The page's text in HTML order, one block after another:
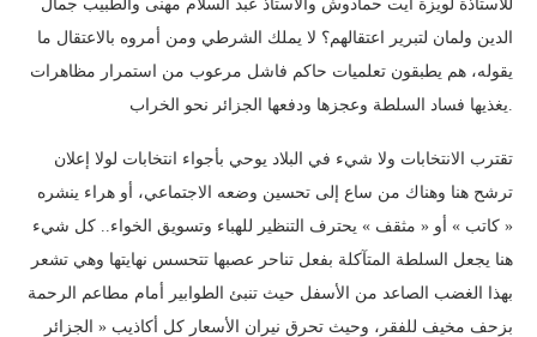
للأستاذة لويزة آيت حمادوش والأستاذ عبد السلام مهنى والطبيب جمال
الدين ولمان لتبرير اعتقالهم؟ لا يملك الشرطي ومن أمروه بالاعتقال ما
يقوله، هم يطبقون تعلميات حاكم فاشل مرعوب من استمرار مظاهرات
يغذيها فساد السلطة وعجزها ودفعها الجزائر نحو الخراب.
تقترب الانتخابات ولا شيء في البلاد يوحي بأجواء انتخابات لولا إعلان
ترشح هنا وهناك من ساع إلى تحسين وضعه الاجتماعي، أو هراء ينشره
« كاتب » أو « مثقف » يحترف التنظير للهباء وتسويق الخواء.. كل شيء
هنا يجعل السلطة المتآكلة بفعل تناحر عصبها تتحسس نهايتها وهي تشعر
بهذا الغضب الصاعد من الأسفل حيث تنبئ الطوابير أمام مطاعم الرحمة
بزحف مخيف للفقر، وحيث تحرق نيران الأسعار كل أكاذيب « الجزائر